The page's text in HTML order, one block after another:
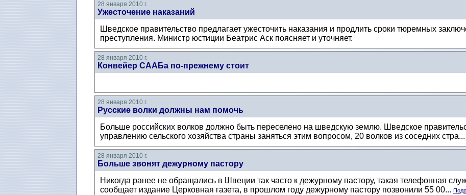
28 января 2010 г.
Ужесточение наказаний
Шведское правительство предлагает ужесточить наказания и продлить сроки тюремных
преступления. Министр юстиции Беатрис Аск поясняет и уточняет.
28 января 2010 г.
Конвейер СААБа по-прежнему стоит
28 января 2010 г.
Русские волки должны нам помочь
Больше российских волков должно быть переселено на шведскую землю. Шведское
управлению сельского хозяйства страны заняться этим вопросом, 20 волков из соседних стра...
28 января 2010 г.
Больше звонят дежурному пастору
Никогда ранее не обращались в Швеции так часто к дежурному пастору, такая телефонная
сообщает издание Церковная газета, в прошлом году дежурному пастору позвонили 55 00...